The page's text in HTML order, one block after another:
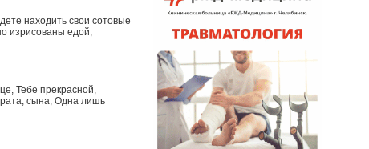
находить свои сотовые
изрисованы едой,
Тебе прекрасной,
сына, Одна лишь